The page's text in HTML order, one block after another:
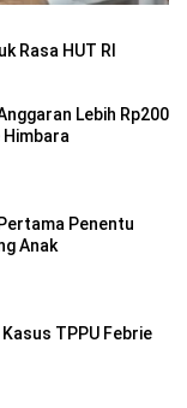
Rasa HUT RI
Lebih Rp200
Penentu
Anak
TPPU Febrie